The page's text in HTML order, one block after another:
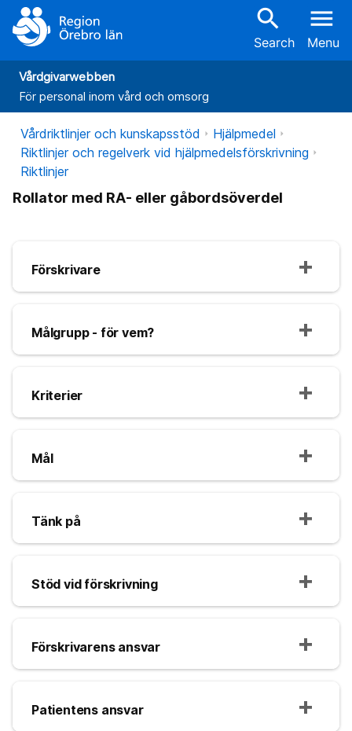
search
Search
menu
Menu
Vårdgivarwebben
För personal inom vård och omsorg
Vårdriktlinjer och kunskapsstöd
Hjälpmedel
Riktlinjer och regelverk vid hjälpmedelsförskrivning
Riktlinjer
Rollator med RA- eller gåbordsöverdel
Förskrivare
Målgrupp - för vem?
Kriterier
Mål
Tänk på
Stöd vid förskrivning
Förskrivarens ansvar
Patientens ansvar